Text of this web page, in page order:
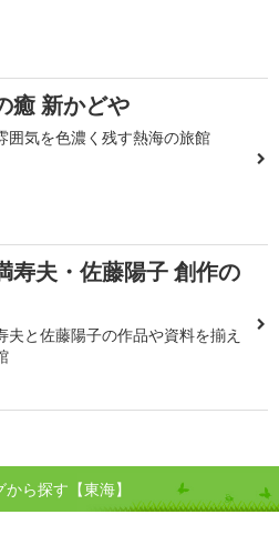
癒 新かどや
囲気を色濃く残す熱海の旅館
寿夫・佐藤陽子 創作の
夫と佐藤陽子の作品や資料を揃え
ら探す【東海】